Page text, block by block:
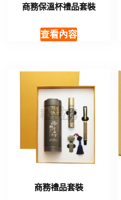
商務保溫杯禮品套裝
查看內容
商務禮品套裝